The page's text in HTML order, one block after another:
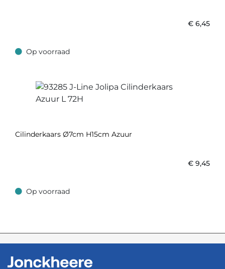
€ 6,45
Op voorraad
Op voorraad
Cilinderkaars Ø7cm H15cm Azuur
€ 9,45
Op voorraad
Op voorraad